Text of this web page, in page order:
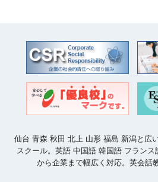
仙台 青森 秋田 北上 山形 福島 新潟と広
スクール。英語 中国語 韓国語 フラン
から企業まで幅広く対応。英会話